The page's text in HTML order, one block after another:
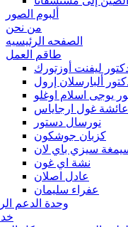
ألبوم الصور
من نحن
الصفحه الرئيسيه
طاقم العمل
ليفنت أوزتورك
ألبارسلان إرول
يوجى اسلام اوغلو
عائشة غول ارجاياس
نورسال دستور
كزبان جوشكون
سيزي باي لان
نشة اي غون
عادل اصلان
عفراء سليمان
وحدة الدعم